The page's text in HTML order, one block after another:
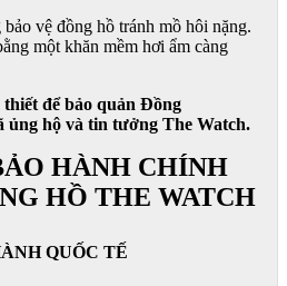
bảo vệ đồng hồ tránh mồ hôi nặng.
một khăn mềm hơi ẩm càng
để bảo quản Đồng
ủng hộ và tin tưởng The Watch.
HÀNH CHÍNH
HỒ THE WATCH
QUỐC TẾ